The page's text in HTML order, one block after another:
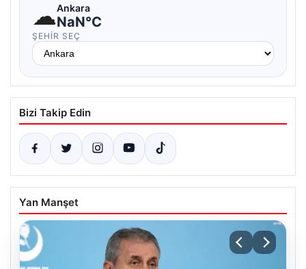
☁Ankara
NaN°C
ŞEHIR SEÇ
Bizi Takip Edin
Yan Manşet